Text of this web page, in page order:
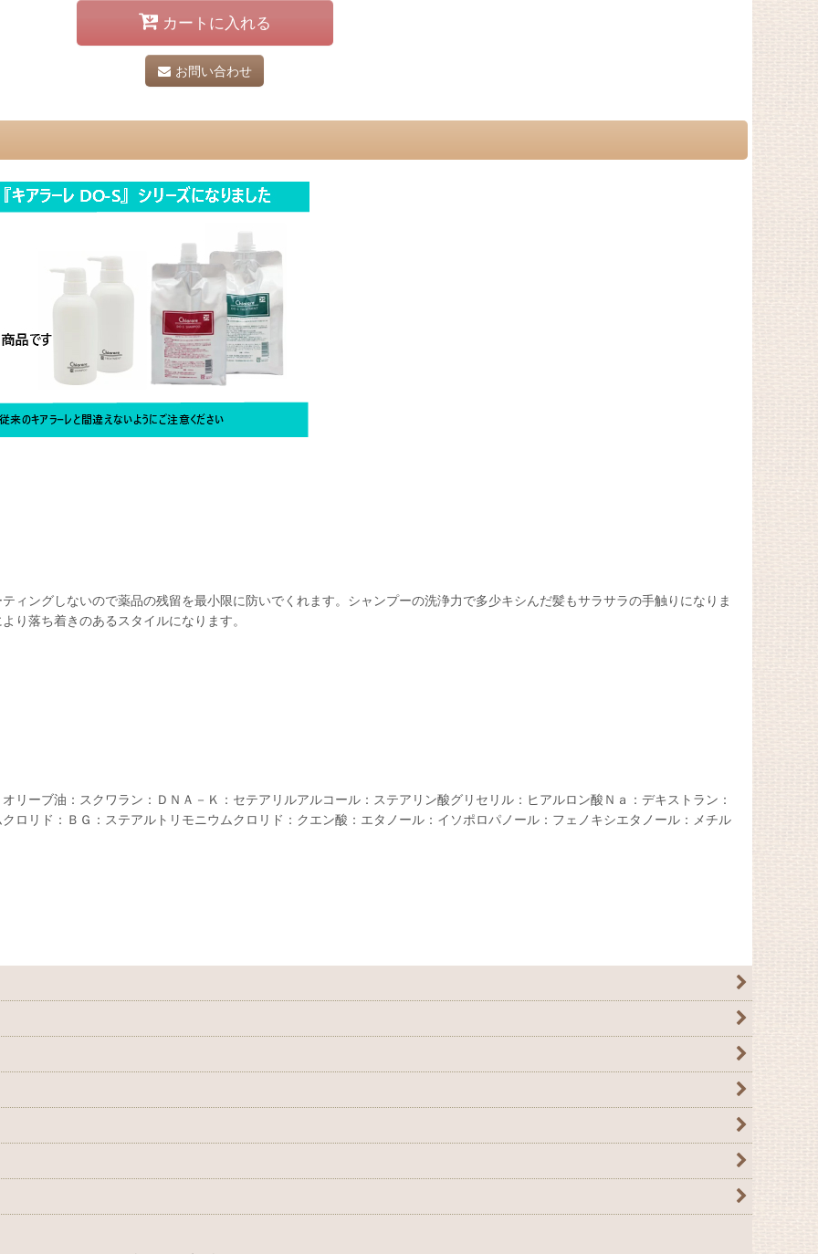
カートに入れる
お問い合わせ
ィングしないので薬品の残留を最小限に防いでくれます。シャンプーの洗浄力で多少キシんだ髪もサラサラの手触りになりま
り落ち着きのあるスタイルになります。
ーブ油：スクワラン：ＤＮＡ－Ｋ：セテアリルアルコール：ステアリン酸グリセリル：ヒアルロン酸Ｎａ：デキストラン：
ロリド：ＢＧ：ステアルトリモニウムクロリド：クエン酸：エタノール：イソポロパノール：フェノキシエタノール：メチル